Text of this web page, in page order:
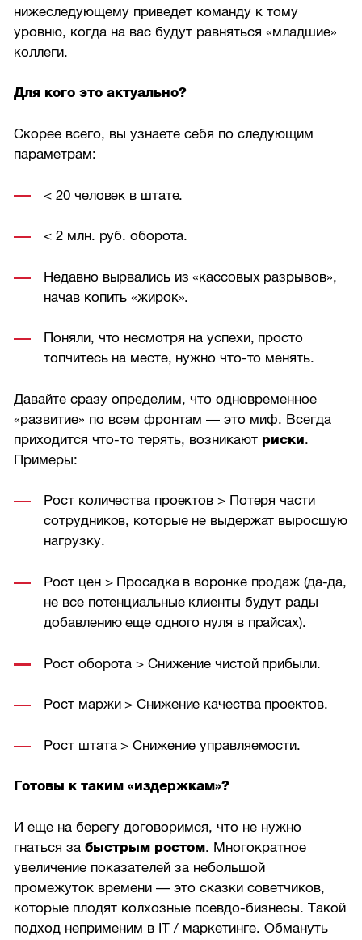
нижеследующему приведет команду к тому
уровню, когда на вас будут равняться «младшие»
коллеги.
Для кого это актуально?
Скорее всего, вы узнаете себя по следующим
параметрам:
< 20 человек в штате.
< 2 млн. руб. оборота.
Недавно вырвались из «кассовых разрывов»,
начав копить «жирок».
Поняли, что несмотря на успехи, просто
топчитесь на месте, нужно что-то менять.
Давайте сразу определим, что одновременное
«развитие» по всем фронтам — это миф. Всегда
приходится что-то терять, возникают риски.
Примеры:
Рост количества проектов > Потеря части
сотрудников, которые не выдержат выросшую
нагрузку.
Рост цен > Просадка в воронке продаж (да-да,
не все потенциальные клиенты будут рады
добавлению еще одного нуля в прайсах).
Рост оборота > Снижение чистой прибыли.
Рост маржи > Снижение качества проектов.
Рост штата > Снижение управляемости.
Готовы к таким «издержкам»?
И еще на берегу договоримся, что не нужно
гнаться забыстрым ростом. Многократное
увеличение показателей за небольшой
промежуток времени — это сказки советчиков,
которые плодят колхозные псевдо-бизнесы. Такой
подход неприменим в IT / маркетинге. Обмануть